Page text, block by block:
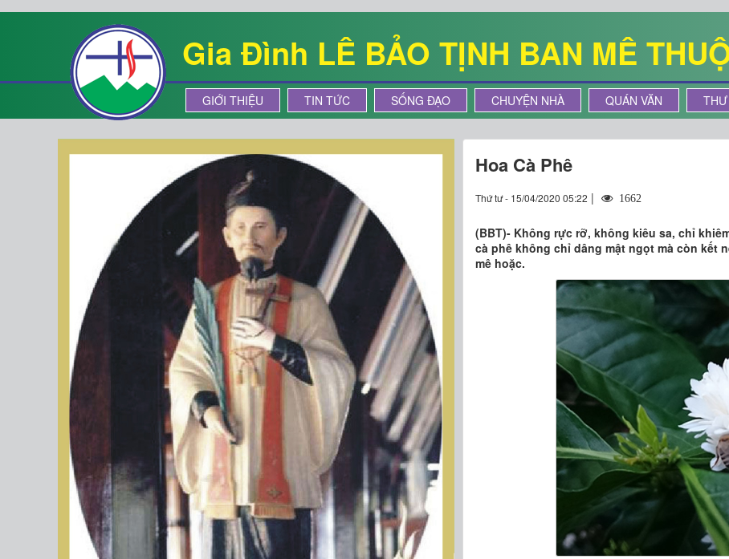
Gia Đình LÊ BẢO TỊNH BAN MÊ
GIỚI THIỆU TIN TỨC SỐNG ĐẠO CHUYỆN NHÀ QUÁN VĂN
Hoa Cà Phê
Thứ tư - 15/04/2020 05:22 | 1662
(BBT)- Không rực rỡ, không kiêu sa, chỉ
cà phê không chỉ dâng mật ngọt mà còn kết
mê hoặc.